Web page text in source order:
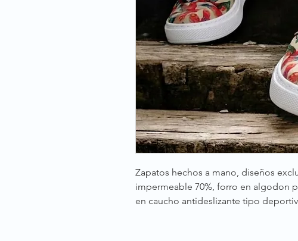
Zapatos hechos a mano, diseños
impermeable 70%, forro en algodon
en caucho antideslizante tipo